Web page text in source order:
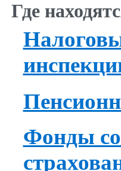
Где
Фонды